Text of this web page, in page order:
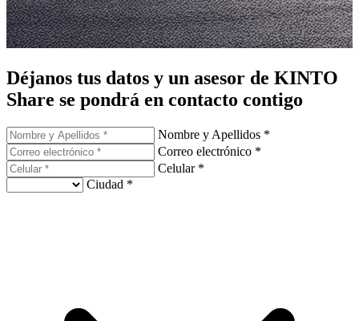
Déjanos tus datos y un asesor de KINTO
Share se pondrá en contacto contigo
Nombre y Apellidos *
Correo electrónico *
Celular *
Ciudad *